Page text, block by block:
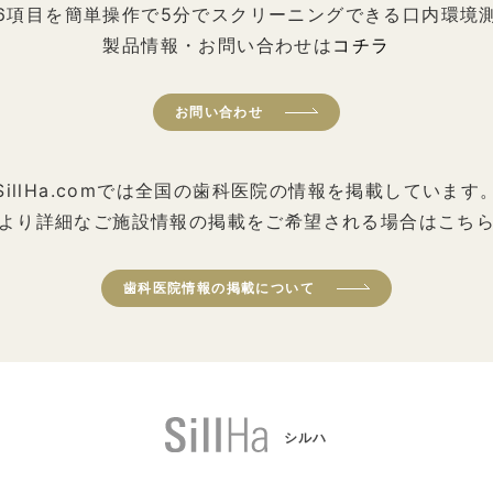
目を簡単操作で5分でスクリーニングできる口内環境
製品情報・お問い合わせは コチラ
お問い合わせ
では全国の歯科医院の情報を掲載しています。
より詳細なご施設情報の掲載をご希望される場合はこちら
歯科医院情報の掲載について
シルハ